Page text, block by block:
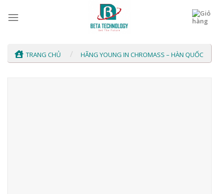
TRANG CHỦ / HÃNG YOUNG IN CHROMASS – HÀN QUỐC